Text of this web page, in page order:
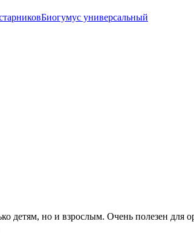
Биогумус универсальный
детям, но и взрослым. Очень полезен для